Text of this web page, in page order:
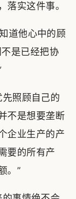
落实这件事。
道他心中的顾
是已经把协
照顾自己的
不是想要垄断
企业生产的产
要的所有产
。”